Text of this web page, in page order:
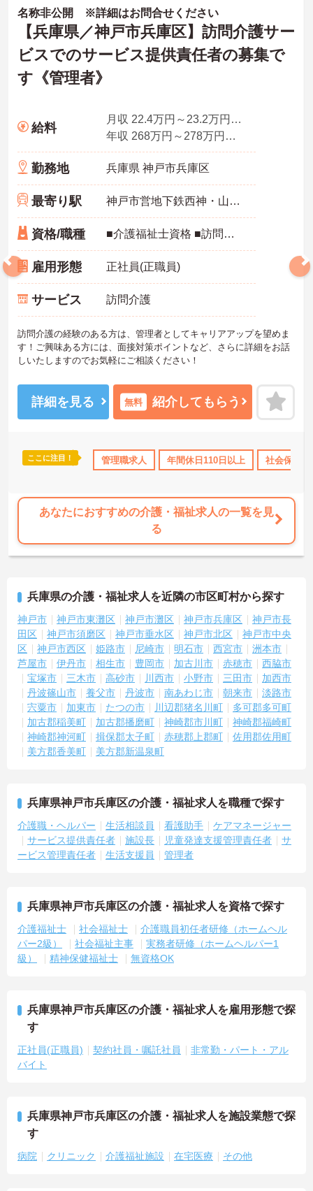
年間休日110日以上 産休･育休･介護休暇取得実績あり ボー
名称非公開 ※詳細はお問合せください
【兵庫県／神戸市兵庫区】訪問介護サー
ビスでのサービス提供責任者の募集で
す《管理者》
給料
月収 22.4万円～23.2万円別途、業務手当付与
年収 268万円～278万円別途、業務手当 ・賞与付与
勤務地 兵庫県 神戸市兵庫区
最寄り駅 神戸市営地下鉄西神・山手線(新神戸－新長田)
資格/職種 ■介護福祉士資格 ■訪問介護経験あれば尚良し
雇用形態 正社員(正職員)
サービス 訪問介護
訪問介護の経験のある方は、管理者としてキャリアアップを望めま
す！ご興味ある方には、面接対策ポイントなど、さらに詳細をお話
しいたしますのでお気軽にご相談ください！
詳細を見る 無料 紹介してもらう
ここに注目！ 管理職求人 年間休日110日以上 社会保険完
あなたにおすすめの介護・福祉求人の一覧を見
る
兵庫県の介護・福祉求人を近隣の市区町村から探す
神戸市 神戸市東灘区 神戸市灘区 神戸市兵庫区
神戸市長
田区
神戸市須磨区 神戸市垂水区 神戸市北区
神戸市中央
区
神戸市西区 姫路市 尼崎市 明石市 西宮市
洲本市
芦屋市
伊丹市 相生市 豊岡市 加古川市 赤穂市
西脇市
宝塚市
三木市 高砂市 川西市 小野市 三田市
加西市
丹波篠山市
養父市 丹波市 南あわじ市 朝来市
淡路市
宍粟市
加東市 たつの市 川辺郡猪名川町
多可郡多可町
加古郡稲美町
加古郡播磨町 神崎郡市川町
神崎郡福崎町
神崎郡神河町
揖保郡太子町 赤穂郡上郡町
佐用郡佐用町
美方郡香美町
美方郡新温泉町
兵庫県神戸市兵庫区の介護・福祉求人を職種で探す
介護職・ヘルパー 生活相談員 看護助手
ケアマネージャー
サービス提供責任者
施設長 児童発達支援管理責任者
サ
ービス管理責任者
生活支援員 管理者
兵庫県神戸市兵庫区の介護・福祉求人を資格で探す
介護福祉士 社会福祉士
介護職員初任者研修（ホームヘル
パー2級）
社会福祉主事
実務者研修（ホームヘルパー1
級）
精神保健福祉士 無資格OK
兵庫県神戸市兵庫区の介護・福祉求人を雇用形態で探
す
正社員(正職員) 契約社員・嘱託社員
非常勤・パート・アル
バイト
兵庫県神戸市兵庫区の介護・福祉求人を施設業態で探
す
病院 クリニック 介護福祉施設 在宅医療 その他